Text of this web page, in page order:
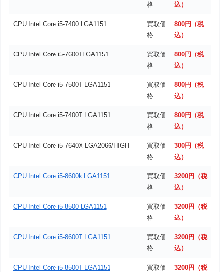
格
込）
CPU Intel Core i5-7400 LGA1151
買取価
格
800円（税
込）
CPU Intel Core i5-7600TLGA1151
買取価
格
800円（税
込）
CPU Intel Core i5-7500T LGA1151
買取価
格
800円（税
込）
CPU Intel Core i5-7400T LGA1151
買取価
格
800円（税
込）
CPU Intel Core i5-7640X LGA2066/HIGH
買取価
格
300円（税
込）
CPU Intel Core i5-8600k LGA1151
買取価
格
3200円（税
込）
CPU Intel Core i5-8500 LGA1151
買取価
格
3200円（税
込）
CPU Intel Core i5-8600T LGA1151
買取価
格
3200円（税
込）
CPU Intel Core i5-8500T LGA1151
買取価
3200円（税